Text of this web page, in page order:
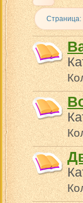
Страница: